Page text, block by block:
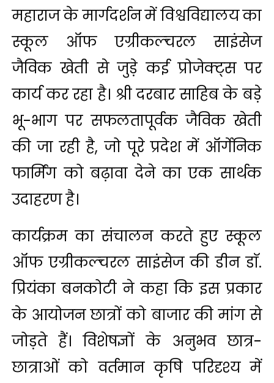
महाराज के मार्गदर्शन में विश्वविद्यालय का
स्कूल ऑफ एग्रीकल्चरल साइंसेज
जैविक खेती से जुड़े कई प्रोजेक्ट्स पर
कार्य कर रहा है। श्री दरबार साहिब के बड़े
भू-भाग पर सफलतापूर्वक जैविक खेती
की जा रही है, जो पूरे प्रदेश में ऑर्गेनिक
फार्मिंग को बढ़ावा देने का एक सार्थक
उदाहरण है।
कार्यक्रम का संचालन करते हुए स्कूल
ऑफ एग्रीकल्चरल साइंसेज की डीन डाॅ.
प्रियंका बनकोटी ने कहा कि इस प्रकार
के आयोजन छात्रों को बाजार की मांग से
जोड़ते हैं। विशेषज्ञों के अनुभव छात्र-
छात्राओं को वर्तमान कृषि परिदृश्य में